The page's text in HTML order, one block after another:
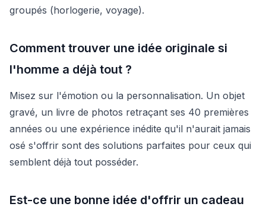
groupés (horlogerie, voyage).
Comment trouver une idée originale si
l'homme a déjà tout ?
Misez sur l'émotion ou la personnalisation. Un objet
gravé, un livre de photos retraçant ses 40 premières
années ou une expérience inédite qu'il n'aurait jamais
osé s'offrir sont des solutions parfaites pour ceux qui
semblent déjà tout posséder.
Est-ce une bonne idée d'offrir un cadeau